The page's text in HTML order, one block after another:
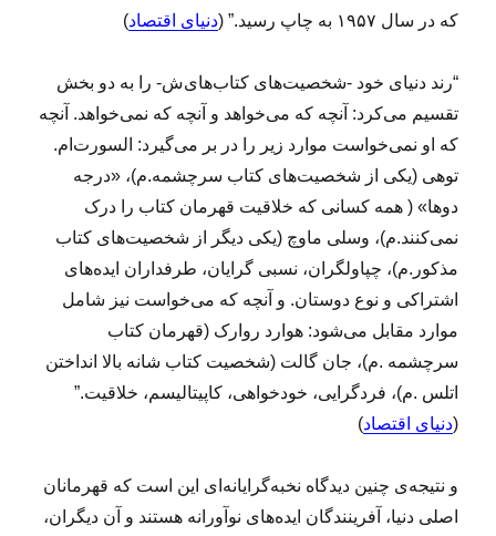
که در سال ۱۹۵۷ به چاپ رسید.” (
دنیای اقتصاد)
“رند دنیای خود -شخصیت‌های کتاب‌های‌ش- را به دو بخش
تقسیم می‌کرد: آنچه که می‌خواهد و آنچه که نمی‌خواهد. آنچه
که او نمی‌خواست موارد زیر را در بر می‌گیرد: السورت‌ام.
توهی (یکی از شخصیت‌های کتاب سرچشمه.م)، «درجه
دوها» ( همه کسانی که خلاقیت قهرمان کتاب را درک
نمی‌کنند.م)، وسلی ماوچ (یکی دیگر از شخصیت‌های کتاب
مذکور.م)، چپاولگران، نسبی گرایان، طرفداران ایده‌های
اشتراکی و نوع دوستان. و آنچه که می‌خواست نیز شامل
موارد مقابل می‌شود: هوارد روارک (قهرمان کتاب
سرچشمه .م)، جان گالت (شخصیت کتاب شانه بالا انداختن
اتلس .م)، فردگرایی، خودخواهی، کاپیتالیسم، خلاقیت.”
(دنیای اقتصاد)
و نتیجه‌ی چنین دیدگاه نخبه‌گرایانه‌ای این است که قهرمانان
اصلی دنیا، آفرینندگان ایده‌های نوآورانه هستند و آن دیگران،